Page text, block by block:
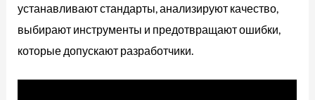
устанавливают стандарты, анализируют качество,
выбирают инструменты и предотвращают ошибки,
которые допускают разработчики.